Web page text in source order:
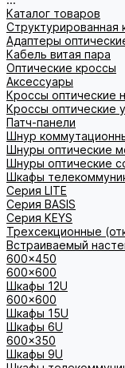
Каталог товаров
Структурированная
Адаптеры
Кабель витая пара
Оптические кроссы
Аксессуары
Кроссы оптические
Кроссы оптические
Патч-панели
Шнур
Шнуры оптические
Шнуры оптические
Шкафы
Cерия LITE
Cерия BASIS
Cерия KEYS
Трехсекционные
Встраиваемый
600x450
600x600
Шкафы 12U
600x600
Шкафы 15U
Шкафы 6U
600x350
Шкафы 9U